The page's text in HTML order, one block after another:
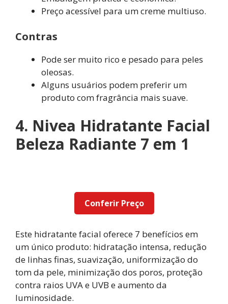
Preço acessível para um creme multiuso.
Contras
Pode ser muito rico e pesado para peles
oleosas.
Alguns usuários podem preferir um
produto com fragrância mais suave.
4. Nivea Hidratante Facial
Beleza Radiante 7 em 1
Conferir Preço
Este hidratante facial oferece 7 benefícios em
um único produto: hidratação intensa, redução
de linhas finas, suavização, uniformização do
tom da pele, minimização dos poros, proteção
contra raios UVA e UVB e aumento da
luminosidade.